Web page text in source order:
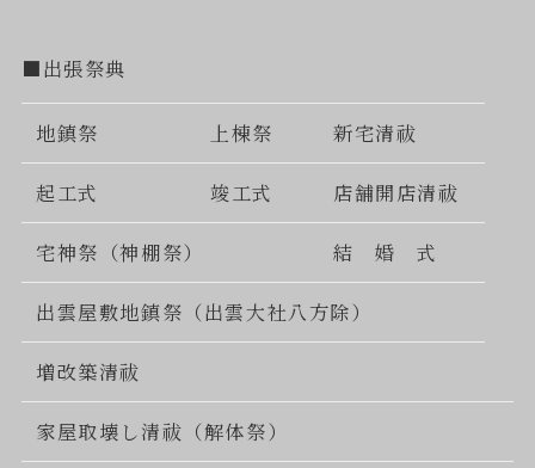
■出張祭典
地鎮祭 上棟祭 新宅清祓
起工式 竣工式 店舗開店清祓
宅神祭（神棚祭） 結 婚 式
出雲屋敷地鎮祭（出雲大社八方除）
増改築清祓
家屋取壊し清祓（解体祭）